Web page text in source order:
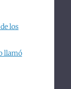
los
llamó